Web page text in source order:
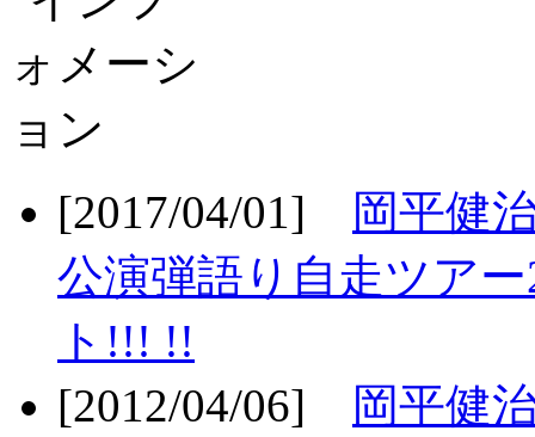
[2017/04/01]
岡平健
公演弾語り自走ツア
ト!!! !!
[2012/04/06]
岡平健